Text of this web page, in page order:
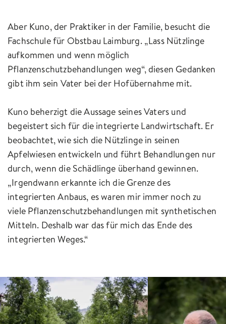
Aber Kuno, der Praktiker in der Familie, besucht die
Fachschule für Obstbau Laimburg. „Lass Nützlinge
aufkommen und wenn möglich
Pflanzenschutzbehandlungen weg“, diesen Gedanken
gibt ihm sein Vater bei der Hofübernahme mit.
Kuno beherzigt die Aussage seines Vaters und
begeistert sich für die integrierte Landwirtschaft. Er
beobachtet, wie sich die Nützlinge in seinen
Apfelwiesen entwickeln und führt Behandlungen nur
durch, wenn die Schädlinge überhand gewinnen.
„Irgendwann erkannte ich die Grenze des
integrierten Anbaus, es waren mir immer noch zu
viele Pflanzenschutzbehandlungen mit synthetischen
Mitteln. Deshalb war das für mich das Ende des
integrierten Weges.“